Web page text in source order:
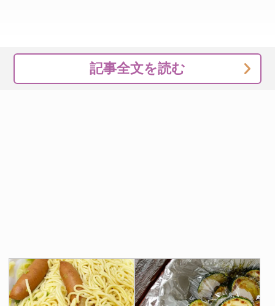
記事全文を読む